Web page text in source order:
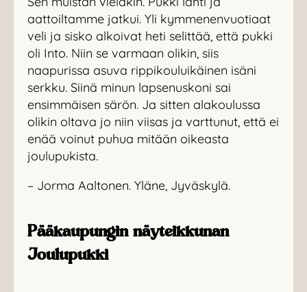
aattoiltamme jatkui. Yli kymmenenvuotiaat
veli ja sisko alkoivat heti selittää, että pukki
oli Into. Niin se varmaan olikin, siis
naapurissa asuva rippikouluikäinen isäni
serkku. Siinä minun lapsenuskoni sai
ensimmäisen särön. Ja sitten alakoulussa
olikin oltava jo niin viisas ja varttunut, että ei
enää voinut puhua mitään oikeasta
joulupukista.
– Jorma Aaltonen. Yläne, Jyväskylä.
Pääkaupungin näyteikkunan
Joulupukki